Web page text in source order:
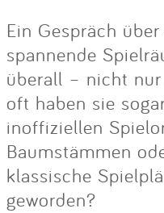
Ein Gespräch
spannende
überall – nicht
oft haben sie
inoffiziellen
Baumstämmen
klassische
geworden?